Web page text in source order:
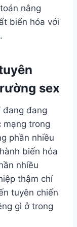
nâng
biến hóa với
sex
đang
mạng trong
phần nhiều
biến hóa
nhiều
thậm chí
tuyên chiến
gì ở trong